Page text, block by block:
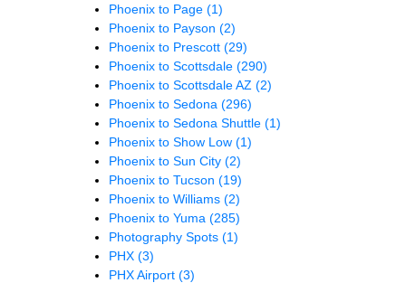
Phoenix to Page (1)
Phoenix to Payson (2)
Phoenix to Prescott (29)
Phoenix to Scottsdale (290)
Phoenix to Scottsdale AZ (2)
Phoenix to Sedona (296)
Phoenix to Sedona Shuttle (1)
Phoenix to Show Low (1)
Phoenix to Sun City (2)
Phoenix to Tucson (19)
Phoenix to Williams (2)
Phoenix to Yuma (285)
Photography Spots (1)
PHX (3)
PHX Airport (3)